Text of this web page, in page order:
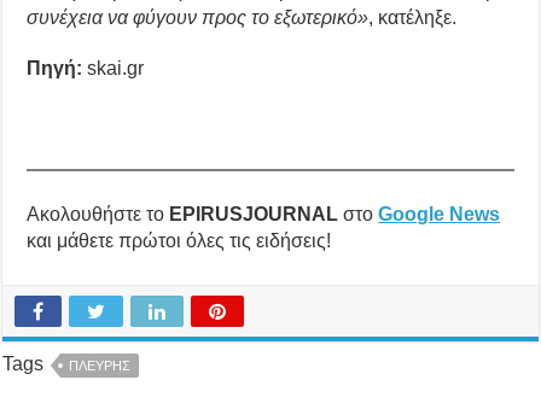
συνέχεια να φύγουν προς το εξωτερικό», κατέληξε.
Πηγή: skai.gr
Ακολουθήστε το EPIRUSJOURNAL στοGoogle News
και μάθετε πρώτοι όλες τις ειδήσεις!
Tags ΠΛΕΥΡΗΣ